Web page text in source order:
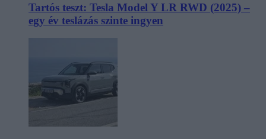
Tartós teszt: Tesla Model Y LR RWD (2025) –
egy év teslázás szinte ingyen